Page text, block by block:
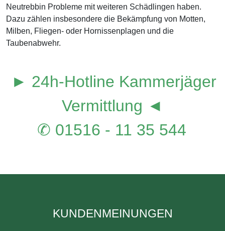
Neutrebbin Probleme mit weiteren Schädlingen haben.
Dazu zählen insbesondere die Bekämpfung von Motten,
Milben, Fliegen- oder Hornissenplagen und die
Taubenabwehr.
► 24h-Hotline Kammerjäger
Vermittlung ◄
✆ 01516 - 11 35 544
KUNDENMEINUNGEN